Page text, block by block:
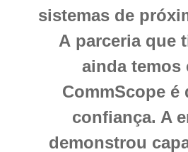
sistemas de
Aparceria que
ainda temos
CommScope é
confiança. A
demonstrou